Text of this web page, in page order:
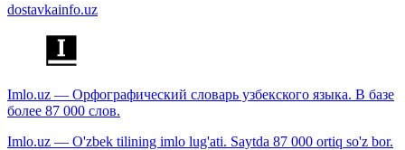
dostavkainfo.uz
Imlo.uz — Орфографический словарь узбекского языка. В базе
более 87 000 слов.
Imlo.uz — O'zbek tilining imlo lug'ati. Saytda 87 000 ortiq so'z bor.